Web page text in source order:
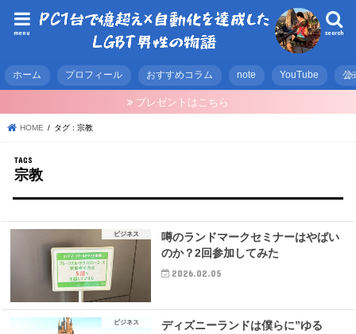
search
menu
ホーム プロフィール おすすめコラム note YouTube 公
プレゼントはこちら
HOME タグ : 宗教
宗教
ビジネス
噂のランドマークセミナーはやばい
のか？2回参加してみた
2026.02.05
ビジネス
ディズニーランドは僕らに”ゆる